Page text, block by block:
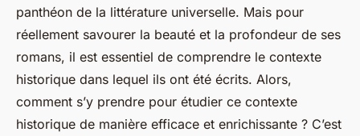
panthéon de la littérature universelle. Mais pour
réellement savourer la beauté et la profondeur de ses
romans, il est essentiel de comprendre le contexte
historique dans lequel ils ont été écrits. Alors,
comment s’y prendre pour étudier ce contexte
historique de manière efficace et enrichissante ? C’est